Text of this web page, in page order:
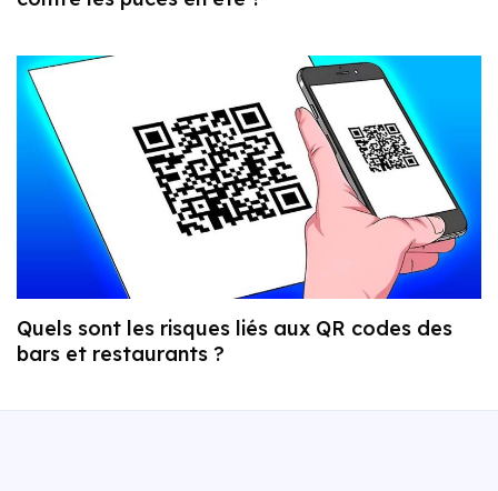
Quels sont les risques liés aux QR codes des
bars et restaurants ?